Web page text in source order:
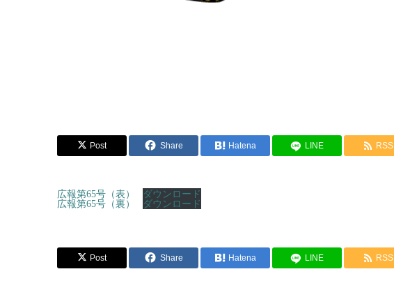
Post Share Hatena LINE RSS
広報第65号（表）
ダウンロード
広報第65号（裏）
ダウンロード
Post Share Hatena LINE RSS